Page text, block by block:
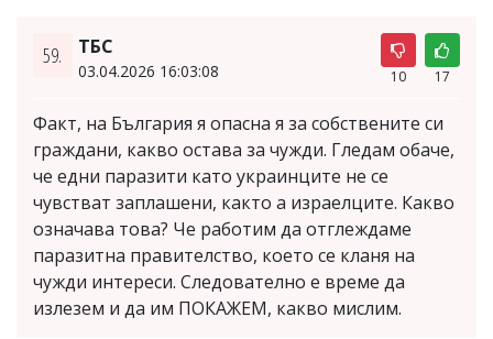
59. ТБС
03.04.2026 16:03:08 10 17
Факт, на България я опасна я за собствените си
граждани, какво остава за чужди. Гледам обаче,
че едни паразити като украинците не се
чувстват заплашени, както а израелците. Какво
означава това? Че работим да отглеждаме
паразитна правителство, което се кланя на
чужди интереси. Следователно е време да
излезем и да им ПОКАЖЕМ, какво мислим.